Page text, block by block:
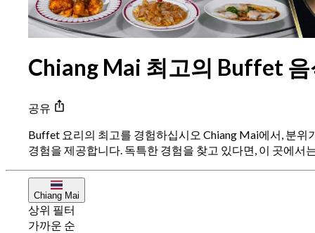
Chiang Mai 최고의 Buffet
공유
Buffet 요리의 최고를 경험하십시오 Chiang Mai에서, 분
경험을 제공합니다. 독특한 경험을 찾고 있다면, 이 곳에
Chiang Mai
상위 필터
가까운 순